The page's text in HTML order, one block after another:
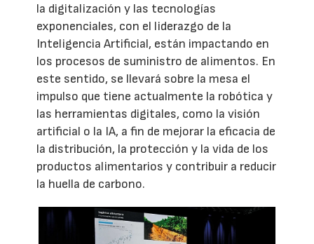
la digitalización y las tecnologías
exponenciales, con el liderazgo de la
Inteligencia Artificial, están impactando en
los procesos de suministro de alimentos. En
este sentido, se llevará sobre la mesa el
impulso que tiene actualmente la robótica y
las herramientas digitales, como la visión
artificial o la IA, a fin de mejorar la eficacia de
la distribución, la protección y la vida de los
productos alimentarios y contribuir a reducir
la huella de carbono.